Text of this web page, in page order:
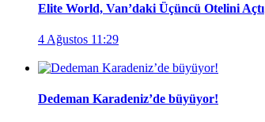
Elite World, Van’daki Üçüncü Otelini Açtı
4 Ağustos 11:29
Dedeman Karadeniz’de büyüyor!